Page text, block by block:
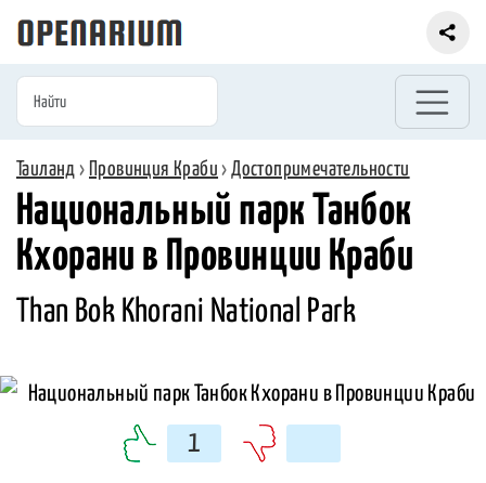
Таиланд › Провинция Краби ›Достопримечательности
Национальный парк Танбок
Кхорани в Провинции Краби
Than Bok Khorani National Park
1